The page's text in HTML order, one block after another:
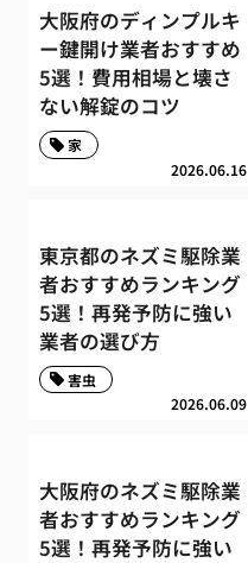
大阪府のディンプルキ
ー鍵開け業者おすすめ
5選！費用相場と壊さ
ない解錠のコツ
2026.06.16
家
東京都のネズミ駆除業
者おすすめランキング
5選！再発予防に強い
業者の選び方
2026.06.09
害虫
大阪府のネズミ駆除業
者おすすめランキング
5選！再発予防に強い